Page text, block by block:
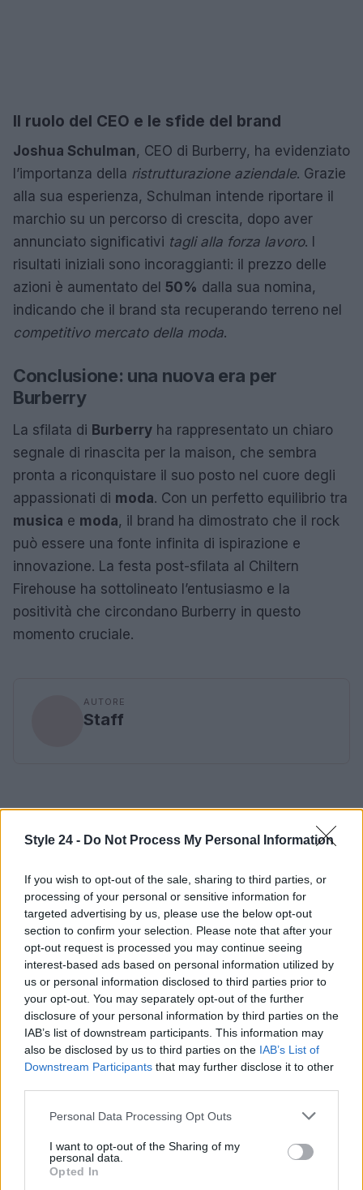
Style 24 - Do Not Process My Personal Information
If you wish to opt-out of the sale, sharing to third parties, or
processing of your personal or sensitive information for
targeted advertising by us, please use the below opt-out
section to confirm your selection. Please note that after your
opt-out request is processed you may continue seeing
interest-based ads based on personal information utilized by
us or personal information disclosed to third parties prior to
your opt-out. You may separately opt-out of the further
disclosure of your personal information by third parties on the
IAB’s list of downstream participants. This information may
also be disclosed by us to third parties on the IAB’s List of
Downstream Participants that may further disclose it to other
Please note that this website/app uses one or more Google
not limited to your visit or usage behaviour. You may click to
grant or deny consent to Google and its third-party tags to
use your data for below specified purposes in below Google
Personal Data Processing Opt Outs
I want to opt-out of the Sharing of my
personal data.
Opted In
Il ruolo del CEO e le sfide del brand
Joshua Schulman, CEO di Burberry, ha evidenziato
l’importanza della ristrutturazione aziendale. Grazie
alla sua esperienza, Schulman intende riportare il
marchio su un percorso di crescita, dopo aver
annunciato significativi tagli alla forza lavoro. I
risultati iniziali sono incoraggianti: il prezzo delle
azioni è aumentato del 50% dalla sua nomina,
indicando che il brand sta recuperando terreno nel
competitivo mercato della moda.
Conclusione: una nuova era per
Burberry
La sfilata di Burberry ha rappresentato un chiaro
segnale di rinascita per la maison, che sembra
pronta a riconquistare il suo posto nel cuore degli
appassionati di moda. Con un perfetto equilibrio tra
musica e moda, il brand ha dimostrato che il rock
può essere una fonte infinita di ispirazione e
innovazione. La festa post-sfilata al Chiltern
Firehouse ha sottolineato l’entusiasmo e la
positività che circondano Burberry in questo
momento cruciale.
AUTORE
Staff
Continua a leggere
LIFESTYLE